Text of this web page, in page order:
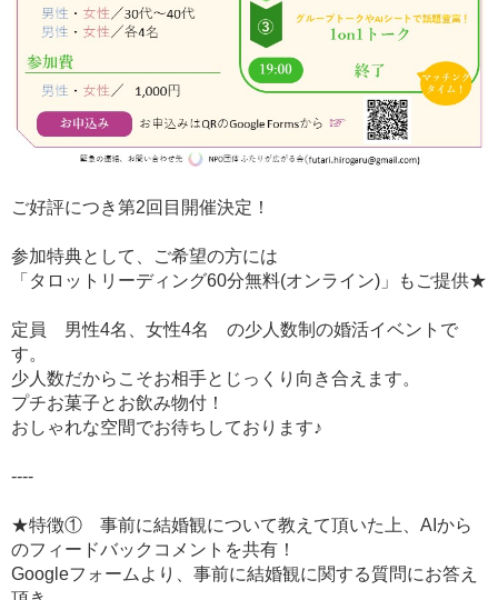
ご好評につき第2回目開催決定！
参加特典として、ご希望の方には
「タロットリーディング60分無料(オンライン)」もご提供★
定員 男性4名、女性4名 の少人数制の婚活イベントで
す。
少人数だからこそお相手とじっくり向き合えます。
プチお菓子とお飲み物付！
おしゃれな空間でお待ちしております♪
----
★特徴① 事前に結婚観について教えて頂いた上、AIから
のフィードバックコメントを共有！
Googleフォームより、事前に結婚観に関する質問にお答え